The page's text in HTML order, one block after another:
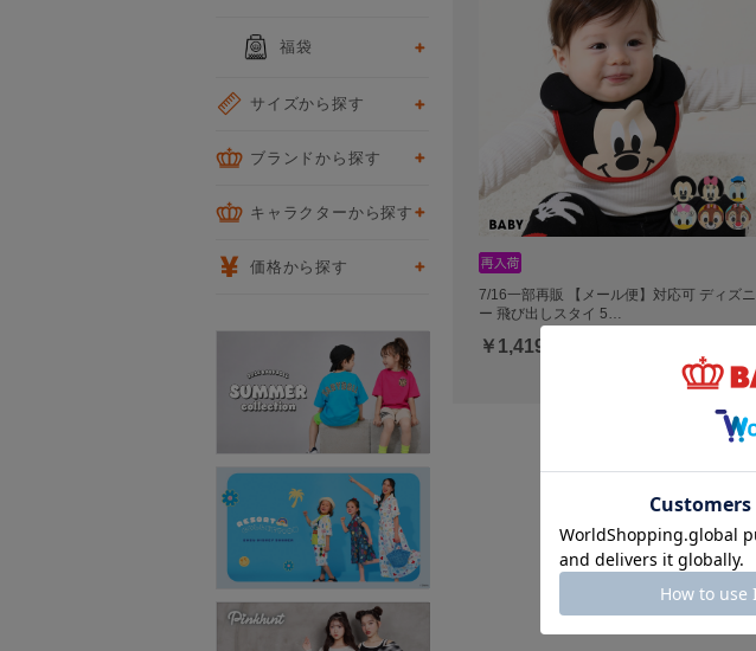
7/16一部再販 【メール便】対応可 ディズニ
ー 飛び出しスタイ 5…
￥1,419
福袋
サイズから探す
ブランドから探す
キャラクターから探す
価格から探す